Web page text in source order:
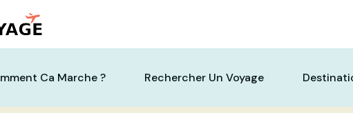
Ca Marche ? Rechercher Un Voyage